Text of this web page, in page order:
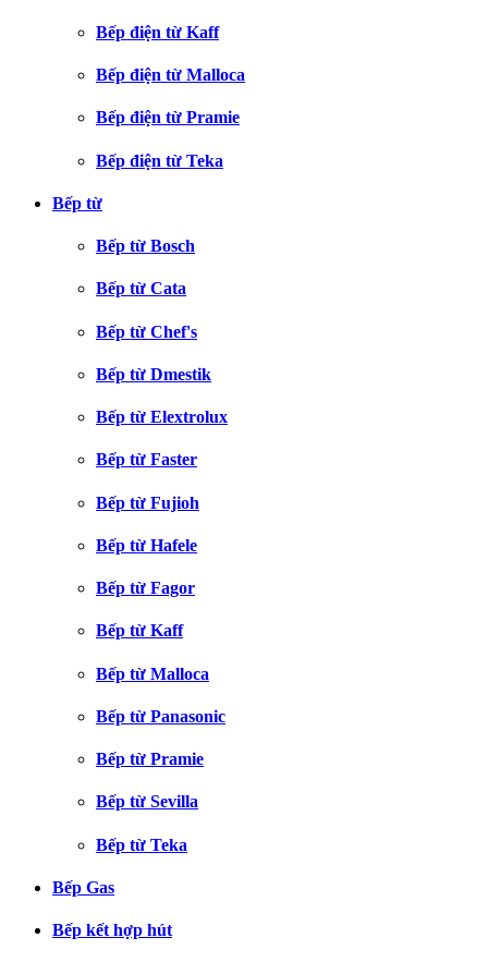
Bếp điện từ Kaff
Bếp điện từ Malloca
Bếp điện từ Pramie
Bếp điện từ Teka
Bếp từ
Bếp từ Bosch
Bếp từ Cata
Bếp từ Chef's
Bếp từ Dmestik
Bếp từ Elextrolux
Bếp từ Faster
Bếp từ Fujioh
Bếp từ Hafele
Bếp từ Fagor
Bếp từ Kaff
Bếp từ Malloca
Bếp từ Panasonic
Bếp từ Pramie
Bếp từ Sevilla
Bếp từ Teka
Bếp Gas
Bếp kết hợp hút